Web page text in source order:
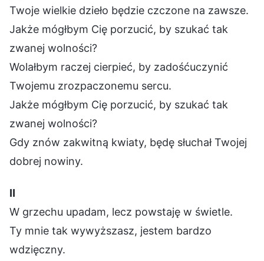
Twoje wielkie dzieło będzie czczone na zawsze.
Jakże mógłbym Cię porzucić, by szukać tak
zwanej wolności?
Wolałbym raczej cierpieć, by zadośćuczynić
Twojemu zrozpaczonemu sercu.
Jakże mógłbym Cię porzucić, by szukać tak
zwanej wolności?
Gdy znów zakwitną kwiaty, będę słuchał Twojej
dobrej nowiny.
Ⅱ
W grzechu upadam, lecz powstaję w świetle.
Ty mnie tak wywyższasz, jestem bardzo
wdzięczny.